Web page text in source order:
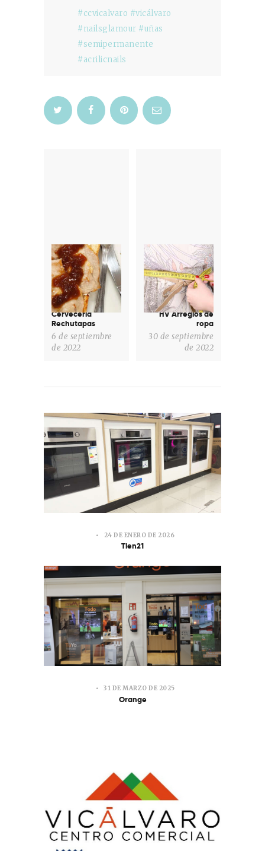
#ccvicalvaro #vicálvaro
#nailsglamour #uñas
#semipermanente
#acrilicnails
Previous
post:
Cervecería
Rechutapas
6 de septiembre
de 2022
Next
post:
HV Arreglos de
ropa
30 de septiembre
de 2022
24 DE ENERO DE 2026
Tien21
31 DE MARZO DE 2025
Orange